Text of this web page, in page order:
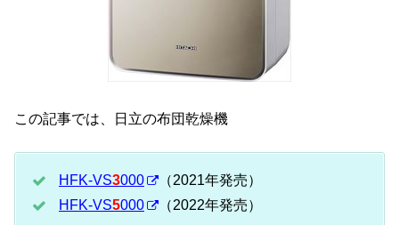
この記事では、日立の布団乾燥機
HFK-VS3000
（2021年発売）
HFK-VS5000 （2022年発売）